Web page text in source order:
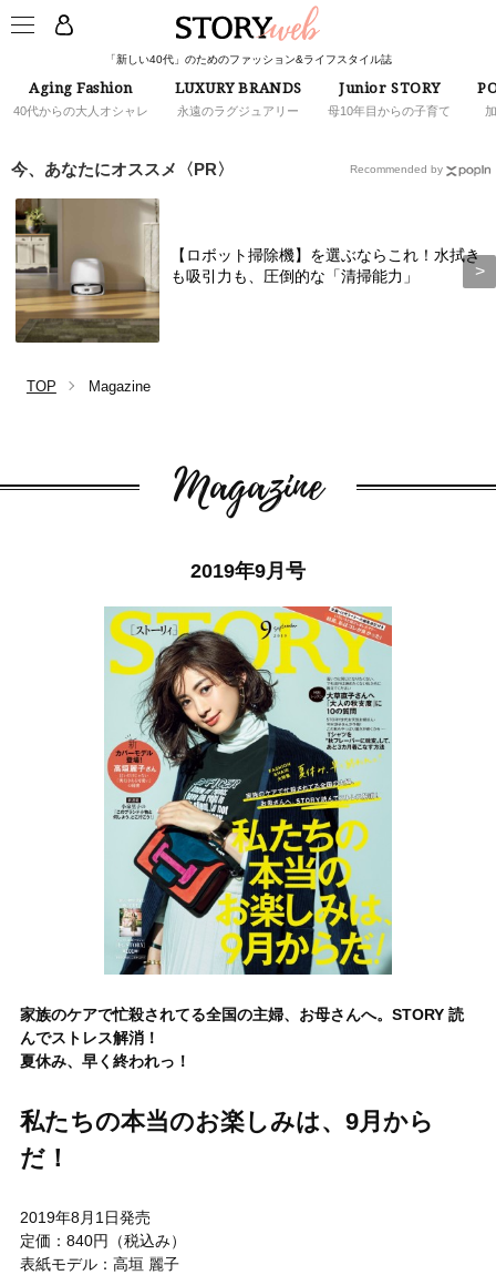
「新しい40代」のためのファッション&ライフスタイル誌
Aging Fashion
40代からの大人オシャレ
LUXURY BRANDS
永遠のラグジュアリー
Junior STORY
母10年目からの子育て
ママとパパに贈る「ジェンダーレ
人気の40代髪型・ヘア
タログ
今、あなたにオススメ〈PR〉
【ロボット掃除機】を選ぶならこれ！水拭き
も吸引力も、圧倒的な「清掃能力」
Recommended by
TOP Magazine
Magazine
2019年9月号
家族のケアで忙殺されてる全国の主婦、お母さんへ。STORY 読
んでストレス解消！
夏休み、早く終われっ！
私たちの本当のお楽しみは、9月から
だ！
2019年8月1日発売
定価：840円（税込み）
表紙モデル：高垣 麗子